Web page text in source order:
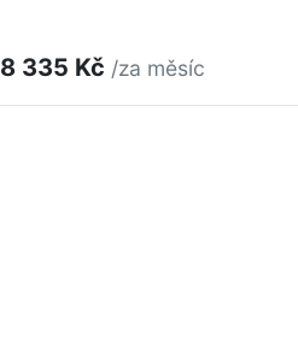
8 335 Kč /za měsíc